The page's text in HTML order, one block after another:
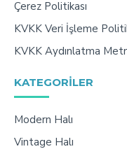
Çerez Politikası
KVKK Veri İşleme
KVKK Aydınlatma
KATEGORILER
Modern Halı
Vintage Halı